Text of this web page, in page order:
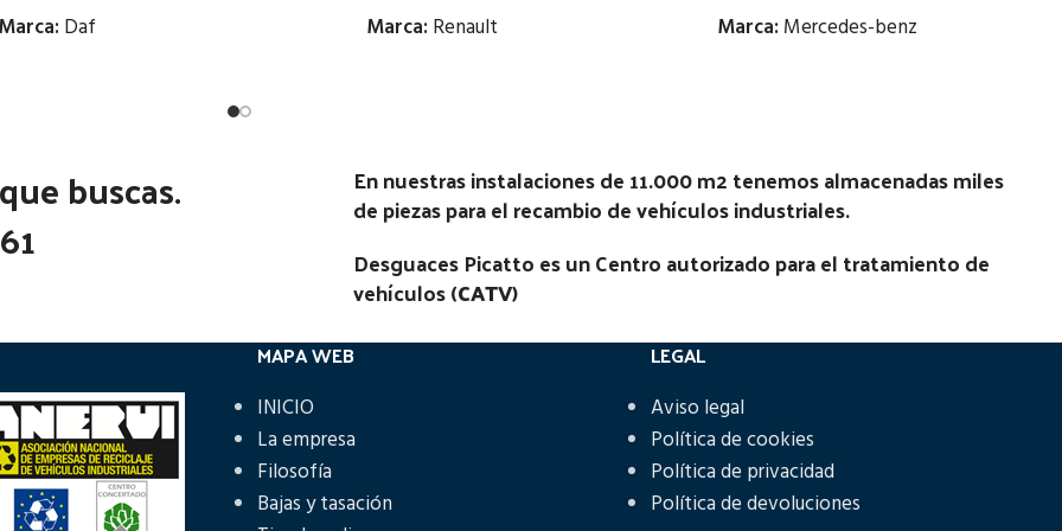
Marca: Daf
SERIE 95 E1 360 TR
| 01.87 - 12.95
Marca: Renault
[VP]RENAULT MIDLINER E1 M
210 RG (4X2) | 02.88 - 02.99
Código Pieza:46117
Marca: Mercedes-benz
Notas:HL4/040DC-10.8 8X38
(4X2) | 01.02 - 12.06
buscas. En nuestras instalaciones de 11.000 m2 tenemos almacenadas miles
de piezas para el recambio de vehículos industriales.
Desguaces Picatto es un Centro autorizado para el tratamiento de
vehículos (CATV)
MAPA WEB
INICIO
La empresa
Filosofía
Bajas y tasación
LEGAL
Aviso legal
Política de cookies
Política de privacidad
Política de devoluciones